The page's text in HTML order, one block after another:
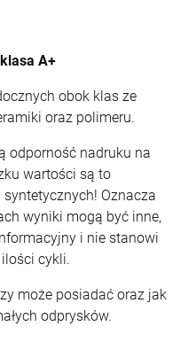
A+
obok klas ze
oraz polimeru.
odporność nadruku na
wartości są to
Oznacza
wyniki mogą być inne,
i nie stanowi
cykli.
może posiadać oraz jak
odprysków.